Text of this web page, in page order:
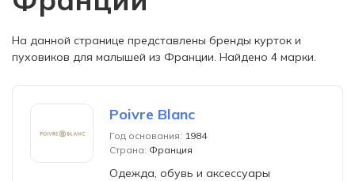
На данной странице представлены бренды курток и
пуховиков для малышей из Франции. Найдено 4 марки.
Poivre Blanc
Год основания: 1984
Страна: Франция
Одежда, обувь и аксессуары